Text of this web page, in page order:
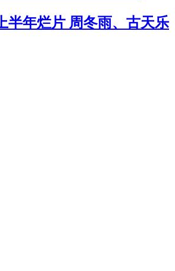
半年烂片 周冬雨、古天乐